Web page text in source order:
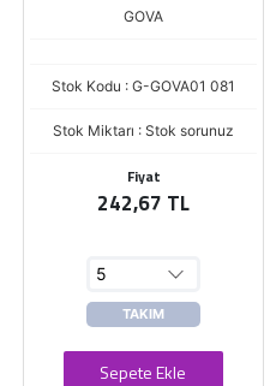
GOVA
Stok Kodu : G-GOVA01 081
Stok Miktarı : Stok sorunuz
Fiyat
242,67 TL
TAKIM
Sepete Ekle